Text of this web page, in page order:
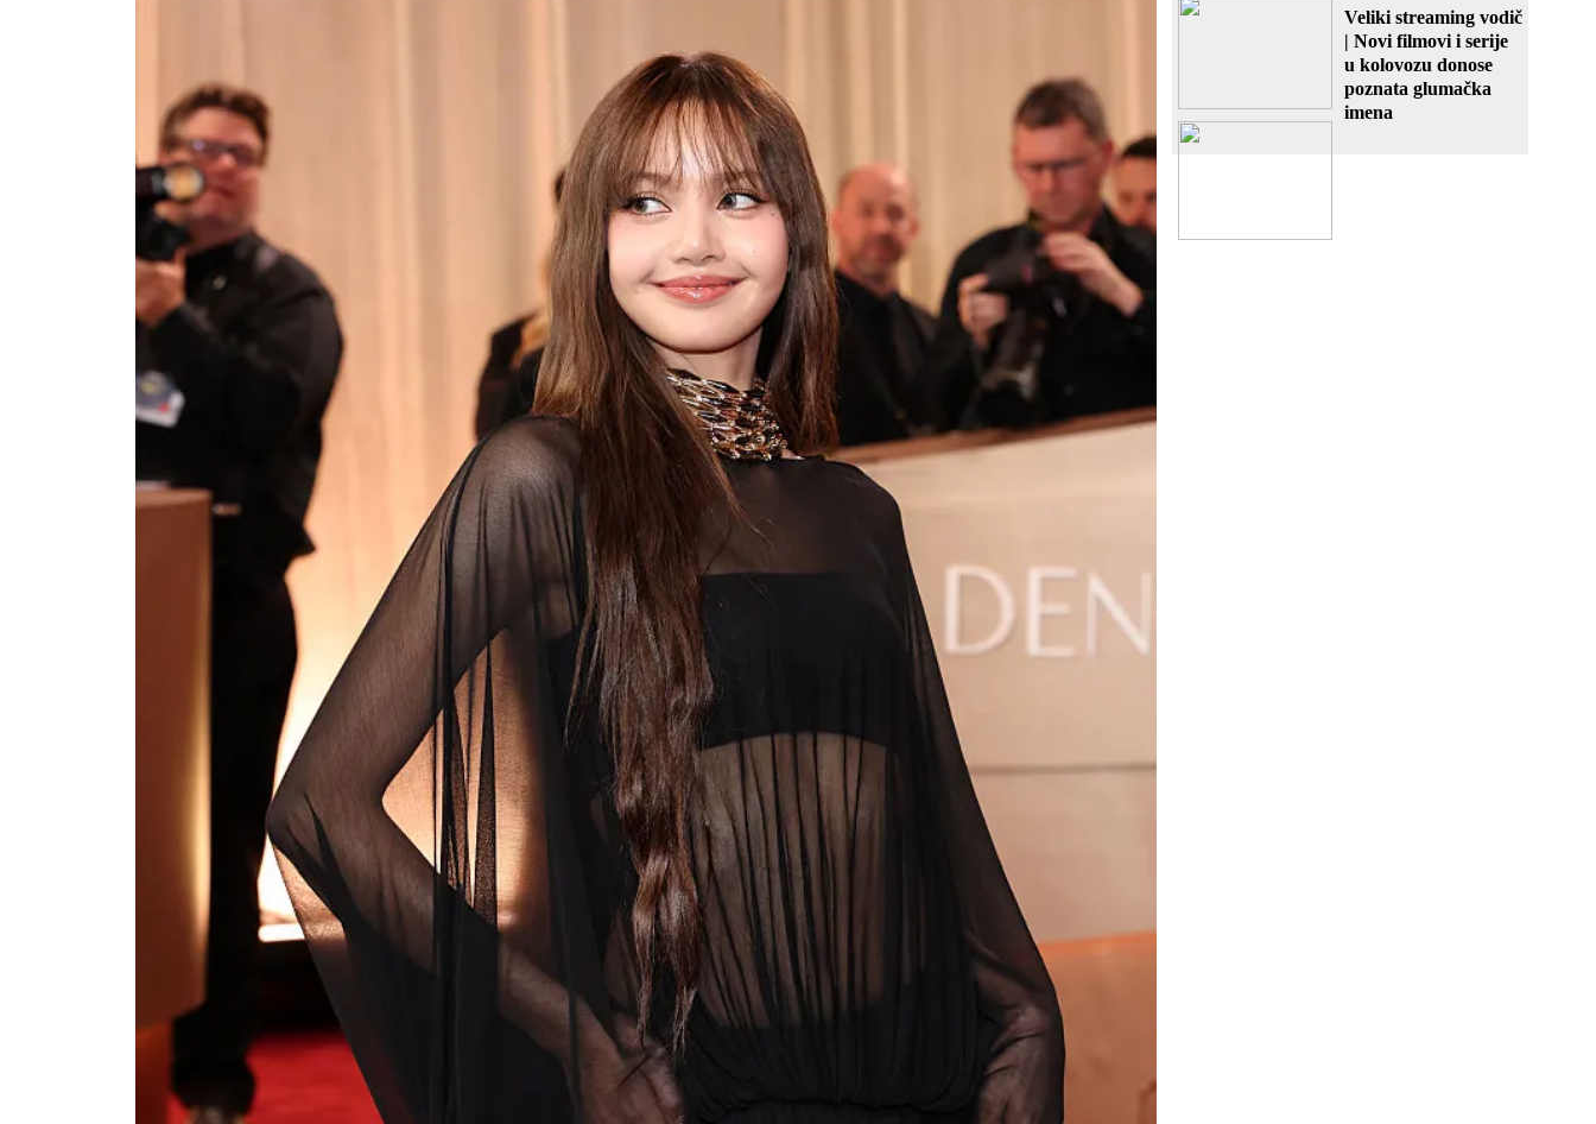
Veliki streaming vodič
| Novi filmovi i serije
u kolovozu donose
poznata glumačka
imena